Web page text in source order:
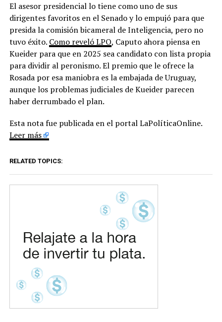
El asesor presidencial lo tiene como uno de sus
dirigentes favoritos en el Senado y lo empujó para que
presida la comisión bicameral de Inteligencia, pero no
tuvo éxito. Como reveló LPO, Caputo ahora piensa en
Kueider para que en 2025 sea candidato con lista propia
para dividir al peronismo. El premio que le ofrece la
Rosada por esa maniobra es la embajada de Uruguay,
aunque los problemas judiciales de Kueider parecen
haber derrumbado el plan.
Esta nota fue publicada en el portal LaPolíticaOnline.
Leer más
RELATED TOPICS: